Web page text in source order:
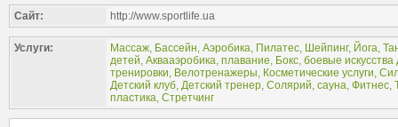
Сайт: http://www.sportlife.ua
Услуги: Массаж, Бассейн, Аэробика, Пилатес, Шейпинг, Йога,
детей, Аквааэробика, плавание, Бокс, боевые
тренировки, Велотренажеры, Косметические услуги,
Детский клуб, Детский тренер, Солярий, сауна, Фитнес,
пластика, Стретчинг